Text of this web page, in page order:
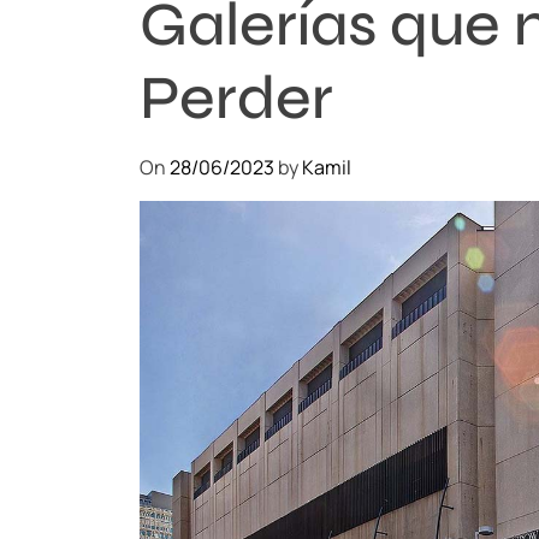
Galerías que
Perder
On28/06/2023 byKamil